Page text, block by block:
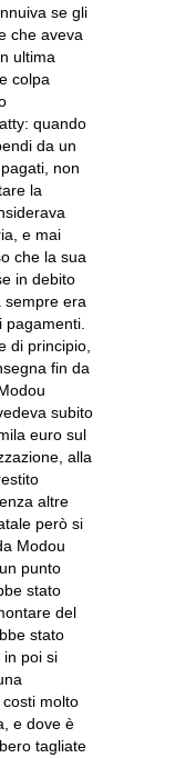
se gli
che aveva
ultima
colpa
quando
da un
non
la
e mai
che la sua
in debito
sempre era
pagamenti.
di principio,
fin da
subito
euro sul
alla
altre
però si
Modou
punto
stato
del
stato
poi si
molto
e dove è
tagliate